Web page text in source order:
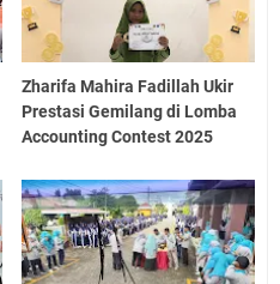
Zharifa Mahira Fadillah Ukir
Prestasi Gemilang di Lomba
Accounting Contest 2025